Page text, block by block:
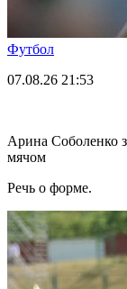
Футбол
07.08.26 21:53
Арина Соболенко
мячом
Речь о форме.